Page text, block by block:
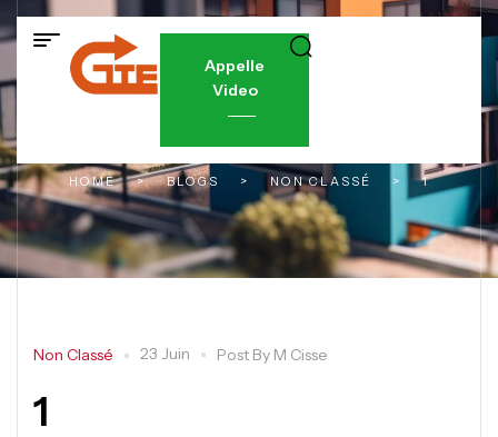
Appelle
Video
HOME > BLOGS > NON CLASSÉ > 1
Non Classé 23 Juin Post By M Cisse
1